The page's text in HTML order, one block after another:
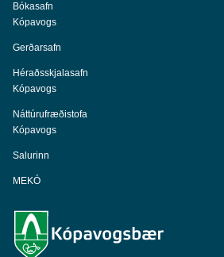
Bókasafn
Kópavogs
Gerðarsafn
Héraðsskjalasafn
Kópavogs
Náttúrufræðistofa
Kópavogs
Salurinn
MEKÓ